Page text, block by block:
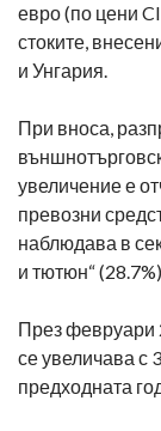
евро (по цени
стоките,
и Унгария.
При вноса,
увеличение е
превозни
наблюдава в
и тютюн“
През февруари
се увеличава с
предходната